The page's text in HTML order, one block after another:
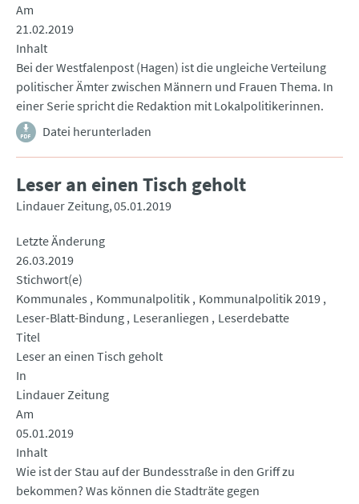
Am
21.02.2019
Inhalt
Bei der Westfalenpost (Hagen) ist die ungleiche Verteilung
politischer Ämter zwischen Männern und Frauen Thema. In
einer Serie spricht die Redaktion mit Lokalpolitikerinnen.
Datei herunterladen
Leser an einen Tisch geholt
Lindauer Zeitung 05.01.2019
Letzte Änderung
26.03.2019
Stichwort(e)
Kommunales
Kommunalpolitik Kommunalpolitik 2019
Leser-Blatt-Bindung Leseranliegen
Leserdebatte
Titel
Leser an einen Tisch geholt
In
Lindauer Zeitung
Am
05.01.2019
Inhalt
Wie ist der Stau auf der Bundesstraße in den Griff zu
bekommen? Was können die Stadträte gegen